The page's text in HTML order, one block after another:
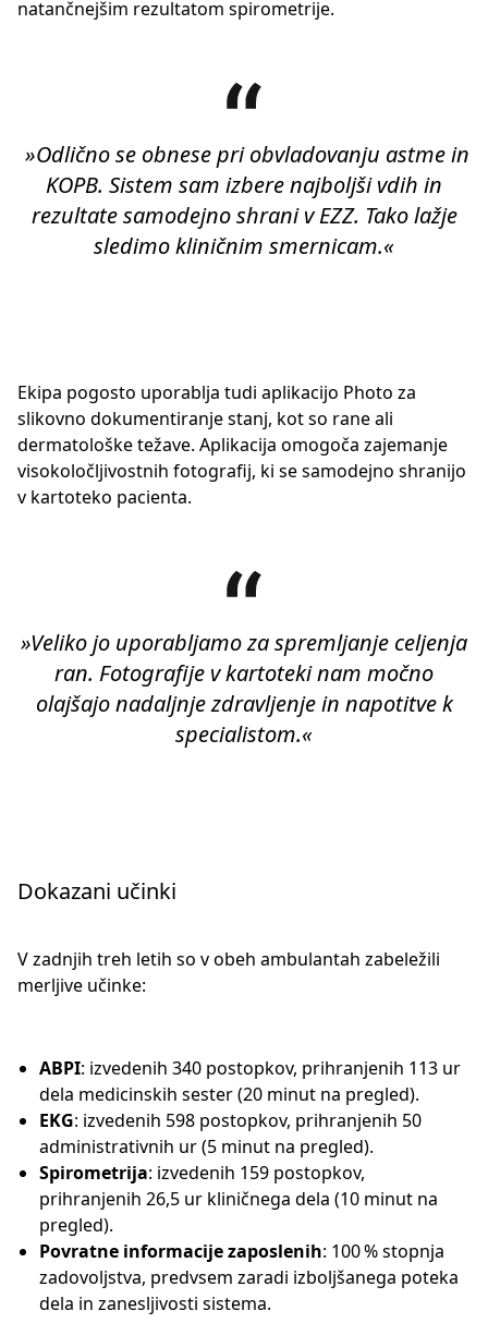
natančnejšim rezultatom spirometrije.
»Odlično se obnese pri obvladovanju astme in
KOPB. Sistem sam izbere najboljši vdih in
rezultate samodejno shrani v EZZ. Tako lažje
sledimo kliničnim smernicam.«
Ekipa pogosto uporablja tudi aplikacijo Photo za
slikovno dokumentiranje stanj, kot so rane ali
dermatološke težave. Aplikacija omogoča zajemanje
visokoločljivostnih fotografij, ki se samodejno shranijo
v kartoteko pacienta.
»Veliko jo uporabljamo za spremljanje celjenja
ran. Fotografije v kartoteki nam močno
olajšajo nadaljnje zdravljenje in napotitve k
specialistom.«
Dokazani učinki
V zadnjih treh letih so v obeh ambulantah zabeležili
merljive učinke:
ABPI: izvedenih 340 postopkov, prihranjenih 113 ur
dela medicinskih sester (20 minut na pregled).
EKG: izvedenih 598 postopkov, prihranjenih 50
administrativnih ur (5 minut na pregled).
Spirometrija: izvedenih 159 postopkov,
prihranjenih 26,5 ur kliničnega dela (10 minut na
pregled).
Povratne informacije zaposlenih: 100 % stopnja
zadovoljstva, predvsem zaradi izboljšanega poteka
dela in zanesljivosti sistema.